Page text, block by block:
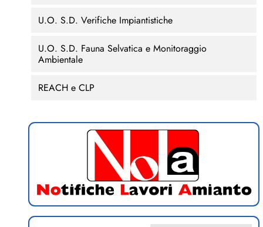
U.O. S.D. Verifiche Impiantistiche
U.O. S.D. Fauna Selvatica e Monitoraggio
Ambientale
REACH e CLP